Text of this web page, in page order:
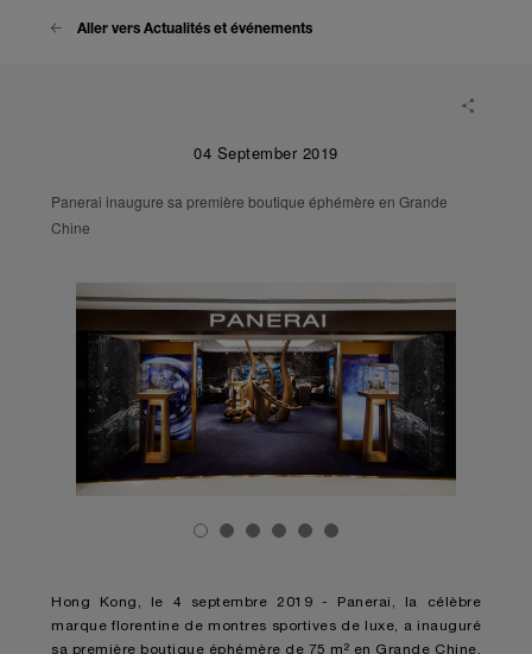
Aller vers Actualités et événements
04 September 2019
Panerai inaugure sa première boutique éphémère en Grande
Chine
Hong Kong, le 4 septembre 2019 - Panerai, la célèbre
marque florentine de montres sportives de luxe, a inauguré
sa première boutique éphémère de 75 m² en Grande Chine,